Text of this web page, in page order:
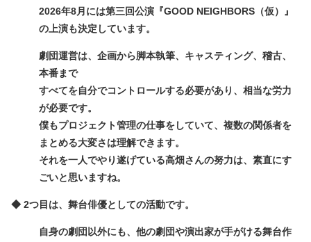
2026年8月には第三回公演『GOOD NEIGHBORS（仮）』
の上演も決定しています。
劇団運営は、企画から脚本執筆、キャスティング、稽古、
本番まで
すべてを自分でコントロールする必要があり、相当な労力
が必要です。
僕もプロジェクト管理の仕事をしていて、複数の関係者を
まとめる大変さは理解できます。
それを一人でやり遂げている高畑さんの努力は、素直にす
ごいと思いますね。
◆ 2つ目は、舞台俳優としての活動です。
自身の劇団以外にも、他の劇団や演出家が手がける舞台作